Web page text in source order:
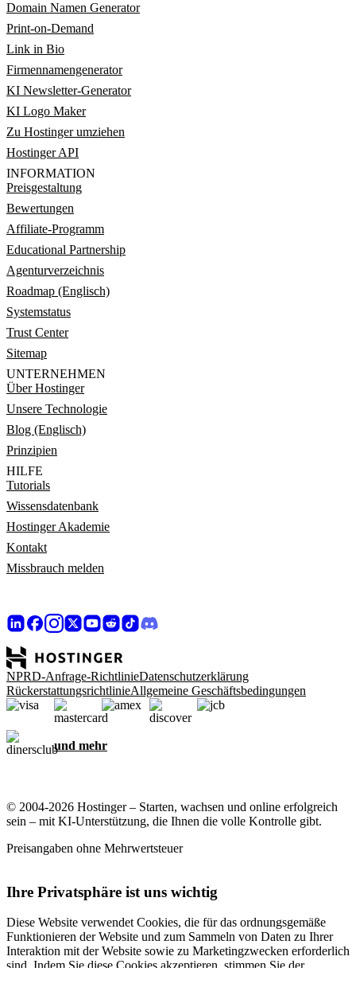
Domain Namen Generator
Print-on-Demand
Link in Bio
Firmennamengenerator
KI Newsletter-Generator
KI Logo Maker
Zu Hostinger umziehen
Hostinger API
INFORMATION
Preisgestaltung
Bewertungen
Affiliate-Programm
Educational Partnership
Agenturverzeichnis
Roadmap (Englisch)
Systemstatus
Trust Center
Sitemap
UNTERNEHMEN
Über Hostinger
Unsere Technologie
Blog (Englisch)
Prinzipien
HILFE
Tutorials
Wissensdatenbank
Hostinger Akademie
Kontakt
Missbrauch melden
NPRD-Anfrage-RichtlinieDatenschutzerklärung
RückerstattungsrichtlinieAllgemeine Geschäftsbedingungen
und mehr
© 2004-2026 Hostinger – Starten, wachsen und online erfolgreich
sein – mit KI-Unterstützung, die Ihnen die volle Kontrolle gibt.
Preisangaben ohne Mehrwertsteuer
Ihre Privatsphäre ist uns wichtig
Diese Website verwendet Cookies, die für das ordnungsgemäße
Funktionieren der Website und zum Sammeln von Daten zu Ihrer
Interaktion mit der Website sowie zu Marketingzwecken erforderlich
sind. Indem Sie diese Cookies akzeptieren, stimmen Sie der